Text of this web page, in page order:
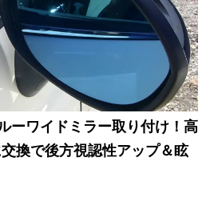
ーワイドミラー取り付け！高
換で後方視認性アップ＆眩